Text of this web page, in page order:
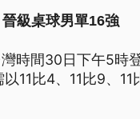
級桌球男單16強
時間30日下午5時
11比4、11比9、